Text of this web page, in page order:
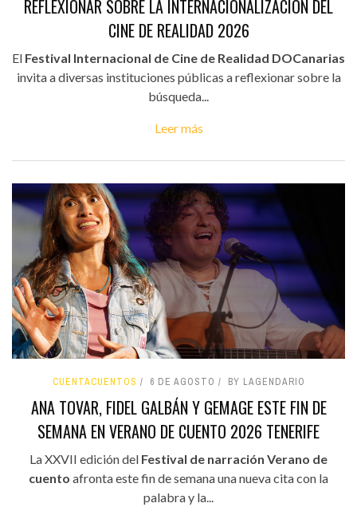
REFLEXIONAR SOBRE LA INTERNACIONALIZACIÓN DEL
CINE DE REALIDAD 2026
El Festival Internacional de Cine de Realidad DOCanarias
invita a diversas instituciones públicas a reflexionar sobre la
búsqueda...
Leer más
CUENTACUENTOS 6 DE AGOSTO BY LAGENDARIO
ANA TOVAR, FIDEL GALBÁN Y GEMAGE ESTE FIN DE
SEMANA EN VERANO DE CUENTO 2026 TENERIFE
La XXVII edición del Festival de narración Verano de
cuento afronta este fin de semana una nueva cita con la
palabra y la...